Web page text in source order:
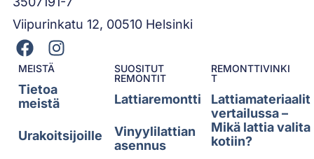
Viipurinkatu 12, 00510 Helsinki
MEISTÄ
Tietoa
meistä
Urakoitsijoille
SUOSITUT
REMONTIT
Lattiaremontti
Vinyylilattian
asennus
REMONTTIVINKI
T
Lattiamateriaalit
vertailussa –
Mikä lattia valita
kotiin?